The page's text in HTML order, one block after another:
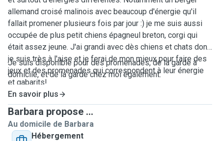
allemand croisé malinois avec beaucoup d'énergie qu'il
fallait promener plusieurs fois par jour :) je me suis aussi
occupée de plus petit chiens épagneul breton, corgi qui
était assez jeune. J'ai grandi avec dès chiens et chats donc
je suis très à l'aise et je ferai de mon mieux pour faire des
jeux et des promenades qui correspondent à leur énergie
et gabarits!
Je suis disponible pour des promenades, de la garde à
domicile, et de la garde chez moi également.
En savoir plus
Barbara propose ...
Au domicile de Barbara
Hébergement